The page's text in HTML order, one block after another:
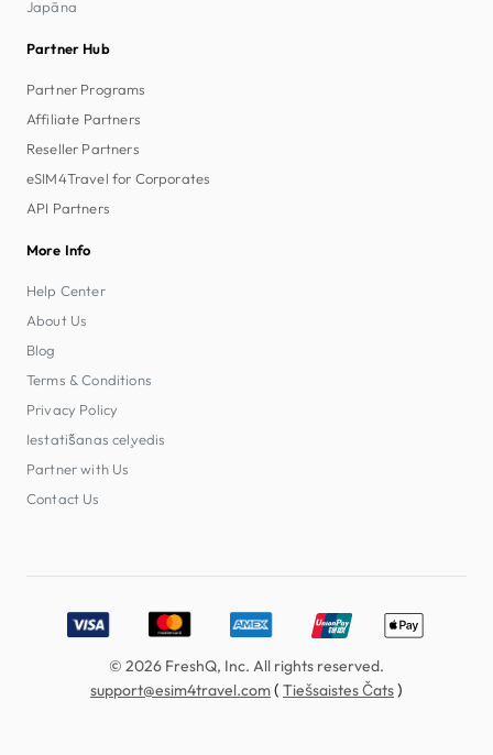
Japāna
Partner Hub
Partner Programs
Affiliate Partners
Reseller Partners
eSIM4Travel for Corporates
API Partners
More Info
Help Center
About Us
Blog
Terms & Conditions
Privacy Policy
Iestatīšanas ceļvedis
Partner with Us
Contact Us
Accepted payment methods: Visa, MasterCard, American
© 2026 FreshQ, Inc. All rights reserved.
support@esim4travel.com( Tiešsaistes Čats)